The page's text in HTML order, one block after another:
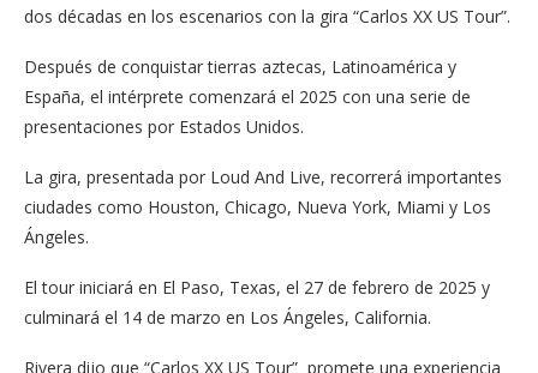
dos décadas en los escenarios con la gira “Carlos XX US Tour”.
Después de conquistar tierras aztecas, Latinoamérica y
España, el intérprete comenzará el 2025 con una serie de
presentaciones por Estados Unidos.
La gira, presentada por Loud And Live, recorrerá importantes
ciudades como Houston, Chicago, Nueva York, Miami y Los
Ángeles.
El tour iniciará en El Paso, Texas, el 27 de febrero de 2025 y
culminará el 14 de marzo en Los Ángeles, California.
Rivera dijo que “Carlos XX US Tour” promete una experiencia